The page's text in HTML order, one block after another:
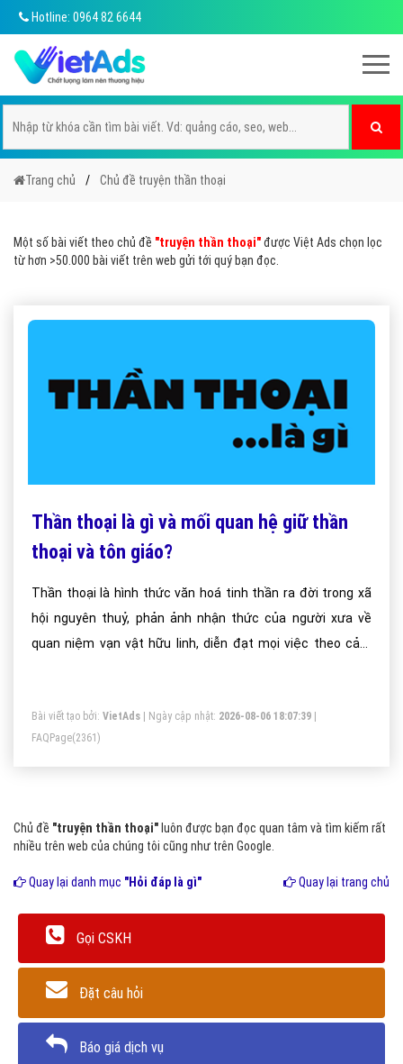
Hotline: 0964 82 6644
Trang chủ Chủ đề truyện thần thoại
Một số bài viết theo chủ đề "truyện thần thoại"được Việt Ads chọn lọc
từ hơn >50.000 bài viết trên web gửi tới quý bạn đọc.
Thần thoại là gì và mối quan hệ giữ thần
thoại và tôn giáo?
Thần thoại là hình thức văn hoá tinh thần ra đời trong xã
hội nguyên thuỷ, phản ảnh nhận thức của người xưa về
quan niệm vạn vật hữu linh, diễn đạt mọi việc theo cảm
Bài viết tạo bởi: VietAds | Ngày cập nhật: 2026-08-06 18:07:39
FAQPage(2361)
Chủ đề "truyện thần thoại" luôn được bạn đọc quan tâm và tìm kiếm rất
nhiều trên web của chúng tôi cũng như trên Google.
Quay lại danh mục "Hỏi đáp là gì" Quay lại trang chủ
Gọi CSKH
Đặt câu hỏi
Báo giá dịch vụ